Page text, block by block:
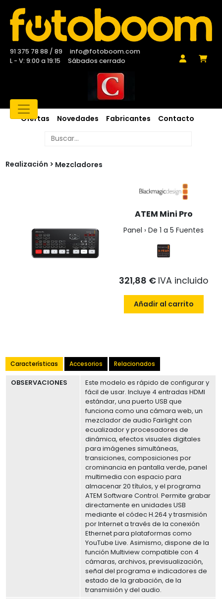
91 375 78 88 / 89
info@fotoboom.com
L - V: 9:00 a 19:15
Sábados cerrado
Ofertas Novedades Fabricantes Contacto
Realización Mezcladores
ATEM Mini Pro
Panel › De 1 a 5 Fuentes
321,88 € IVA incluido
Añadir al carrito
Características Accesorios Relacionados
OBSERVACIONES
Este modelo es rápido de configurar y
fácil de usar. Incluye 4 entradas HDMI
estándar, una puerto USB que
funciona como una cámara web, un
mezclador de audio Fairlight con
ecualizador y procesadores de
dinámica, efectos visuales digitales
para imágenes simultáneas,
transiciones, composiciones por
crominancia en pantalla verde, panel
multimedia con espacio para
almacenar 20 títulos, y el programa
ATEM Software Control. Permite grabar
directamente en unidades USB
mediante el códec H.264 y trasmisión
por Internet a través de la conexión
Ethernet para plataformas como
YouTube Live. Asimismo, dispone de la
función Multiview compatible con 4
cámaras, archivos, previsualización,
señal del programa e indicadores de
estado de la grabación, de la
transmisión y del audio.